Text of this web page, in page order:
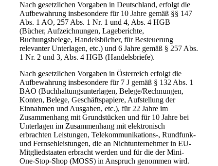
Nach gesetzlichen Vorgaben in Deutschland, erfolgt die
Aufbewahrung insbesondere für 10 Jahre gemäß §§ 147
Abs. 1 AO, 257 Abs. 1 Nr. 1 und 4, Abs. 4 HGB
(Bücher, Aufzeichnungen, Lageberichte,
Buchungsbelege, Handelsbücher, für Besteuerung
relevanter Unterlagen, etc.) und 6 Jahre gemäß § 257 Abs.
1 Nr. 2 und 3, Abs. 4 HGB (Handelsbriefe).
Nach gesetzlichen Vorgaben in Österreich erfolgt die
Aufbewahrung insbesondere für 7 J gemäß § 132 Abs. 1
BAO (Buchhaltungsunterlagen, Belege/Rechnungen,
Konten, Belege, Geschäftspapiere, Aufstellung der
Einnahmen und Ausgaben, etc.), für 22 Jahre im
Zusammenhang mit Grundstücken und für 10 Jahre bei
Unterlagen im Zusammenhang mit elektronisch
erbrachten Leistungen, Telekommunikations-, Rundfunk-
und Fernsehleistungen, die an Nichtunternehmer in EU-
Mitgliedstaaten erbracht werden und für die der Mini-
One-Stop-Shop (MOSS) in Anspruch genommen wird.